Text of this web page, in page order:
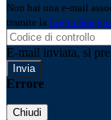
Non hai una e-mail
tramite la Login
E-mail inviata, si
Errore
Chiudi